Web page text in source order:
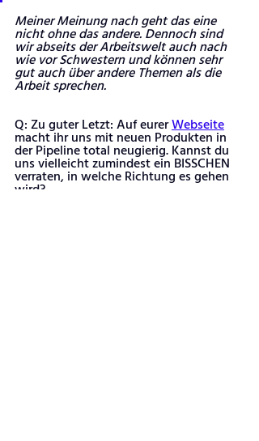
Meiner Meinung nach geht das eine
nicht ohne das andere. Dennoch sind
wir abseits der Arbeitswelt auch nach
wie vor Schwestern und können sehr
gut auch über andere Themen als die
Arbeit sprechen.
Q: Zu guter Letzt: Auf eurer Webseite
macht ihr uns mit neuen Produkten in
der Pipeline total neugierig. Kannst du
uns vielleicht zumindest ein BISSCHEN
verraten, in welche Richtung es gehen
wird?